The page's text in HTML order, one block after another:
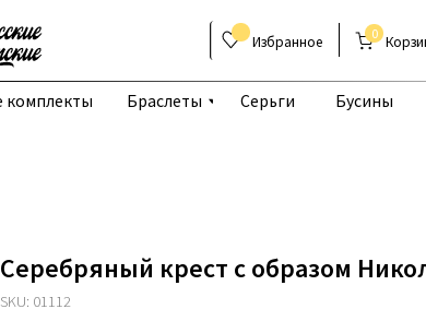
0 Корзина
Серьги Бусины Иконы
Серебряный крест с образом
SKU: 01112